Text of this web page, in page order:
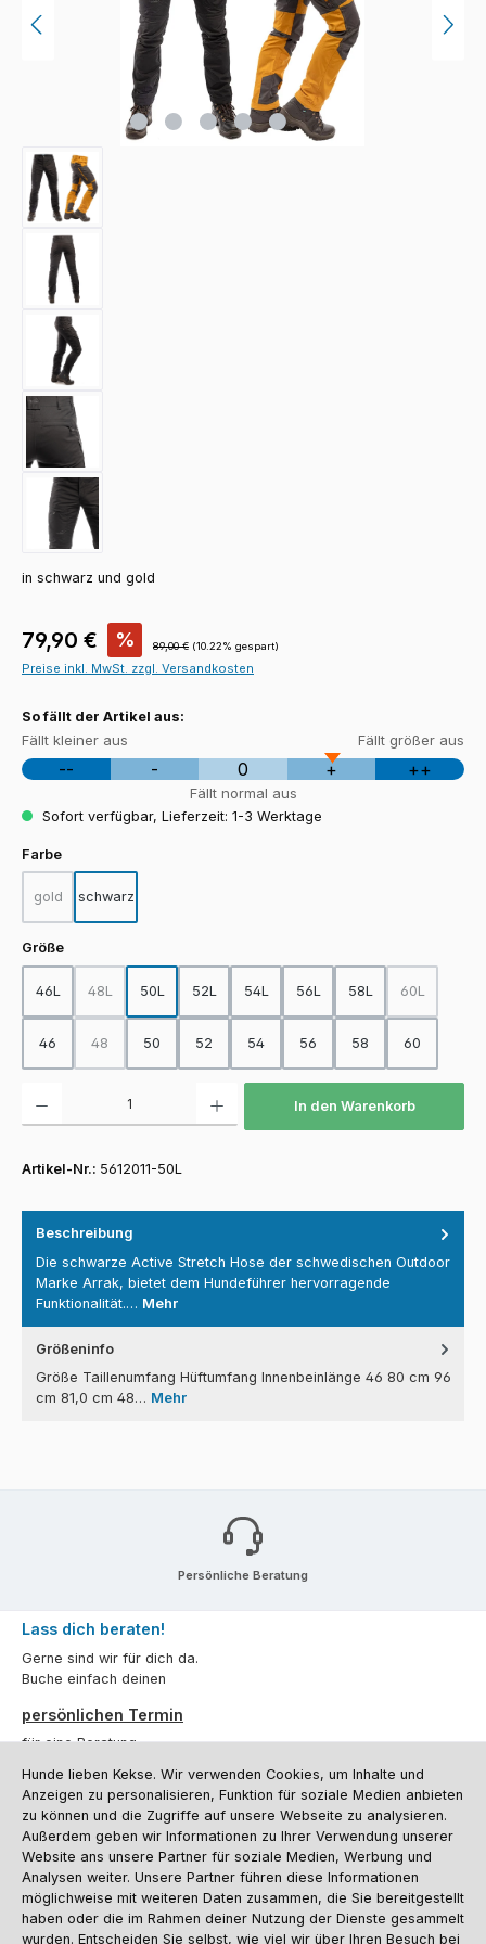
in schwarz und gold
Verkaufspreis:
79,90 € % Regulärer Preis:
89,00 € (10.22% gespart)
Preise inkl. MwSt. zzgl. Versandkosten
So fällt der Artikel aus:
Fällt kleiner aus Fällt größer aus
-- - 0 + ++
Fällt normal aus
Sofort verfügbar, Lieferzeit: 1-3 Werktage
Farbeauswählen
gold
(Diese Option ist zurzeit nicht verfügbar.)
schwarz
Größeauswählen
46L 48L
(Diese Option ist zurzeit nicht verfügbar.)
50L 52L 54L 56L 58L 60L
(Diese
46 48
(Diese Option ist zurzeit nicht verfügbar.)
50 52 54 56 58 60
In den Warenkorb
Artikel-Nr.: 5612011-50L
Beschreibung
Die schwarze Active Stretch Hose der schwedischen Outdoor
Marke Arrak, bietet dem Hundeführer hervorragende
Funktionalität.… Mehr
Größeninfo
Größe Taillenumfang Hüftumfang Innenbeinlänge 46 80 cm 96
cm 81,0 cm 48… Mehr
Persönliche Beratung
Lass dich beraten!
Gerne sind wir für dich da.
Buche einfach deinen
persönlichen Termin
für eine Beratung.
Oder über unserKontaktformular.
Vertrag widerrufen
Kundenservice
Informationen
Hunde lieben Kekse. Wir verwenden Cookies, um Inhalte und
Anzeigen zu personalisieren, Funktion für soziale Medien anbieten
zu können und die Zugriffe auf unsere Webseite zu analysieren.
Außerdem geben wir Informationen zu Ihrer Verwendung unserer
Website ans unsere Partner für soziale Medien, Werbung und
Analysen weiter. Unsere Partner führen diese Informationen
möglichweise mit weiteren Daten zusammen, die Sie bereitgestellt
haben oder die im Rahmen deiner Nutzung der Dienste gesammelt
wurden. Entscheiden Sie selbst, wie viel wir über Ihren Besuch bei